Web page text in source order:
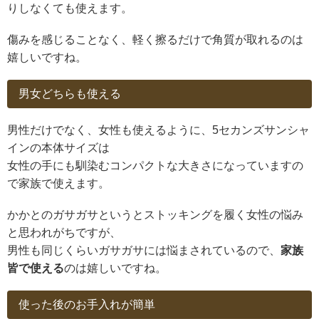
りしなくても使えます。
傷みを感じることなく、軽く擦るだけで角質が取れるのは
嬉しいですね。
男女どちらも使える
男性だけでなく、女性も使えるように、5セカンズサンシャ
インの本体サイズは
女性の手にも馴染むコンパクトな大きさになっていますの
で家族で使えます。
かかとのガサガサというとストッキングを履く女性の悩み
と思われがちですが、
男性も同じくらいガサガサには悩まされているので、 家族
皆で使えるのは嬉しいですね。
使った後のお手入れが簡単